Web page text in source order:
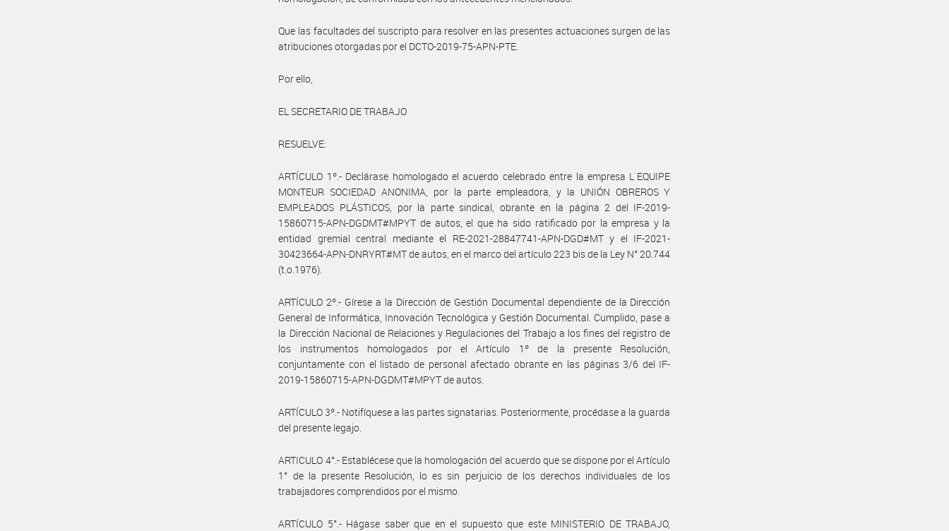
Que las facultades del suscripto para resolver en las presentes actuaciones surgen de las
atribuciones otorgadas por el DCTO-2019-75-APN-PTE.
Por ello,
EL SECRETARIO DE TRABAJO
RESUELVE:
ARTÍCULO 1º.- Declárase homologado el acuerdo celebrado entre la empresa L´EQUIPE
MONTEUR SOCIEDAD ANONIMA, por la parte empleadora, y la UNIÓN OBREROS Y
EMPLEADOS PLÁSTICOS, por la parte sindical, obrante en la página 2 del IF-2019-
15860715-APN-DGDMT#MPYT de autos, el que ha sido ratificado por la empresa y la
entidad gremial central mediante el RE-2021-28847741-APN-DGD#MT y el IF-2021-
30423664-APN-DNRYRT#MT de autos, en el marco del artículo 223 bis de la Ley N° 20.744
(t.o.1976).
ARTÍCULO 2º.- Gírese a la Dirección de Gestión Documental dependiente de la Dirección
General de Informática, Innovación Tecnológica y Gestión Documental. Cumplido, pase a
la Dirección Nacional de Relaciones y Regulaciones del Trabajo a los fines del registro de
los instrumentos homologados por el Artículo 1º de la presente Resolución,
conjuntamente con el listado de personal afectado obrante en las páginas 3/6 del IF-
2019-15860715-APN-DGDMT#MPYT de autos.
ARTÍCULO 3º.- Notifíquese a las partes signatarias. Posteriormente, procédase a la guarda
del presente legajo.
ARTICULO 4°.- Establécese que la homologación del acuerdo que se dispone por el Artículo
1° de la presente Resolución, lo es sin perjuicio de los derechos individuales de los
trabajadores comprendidos por el mismo.
ARTÍCULO 5°.- Hágase saber que en el supuesto que este MINISTERIO DE TRABAJO,